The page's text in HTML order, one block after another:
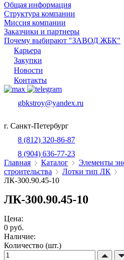
Общая информация
Структура компании
Миссия компании
Заказчики и партнеры
Почему выбирают "ЗАВОД ЖБК"
Карьера
Закупки
Новости
Контакты
gbkstroy@yandex.ru
г. Санкт-Петербург
8 (812) 320-86-87
8 (904) 636-77-23
Главная
Каталог
Элементы
строительства
Лотки тип ЛК
ЛК-300.90.45-10
ЛК-300.90.45-10
Цена:
0 руб.
Наличие:
Количество (шт.)